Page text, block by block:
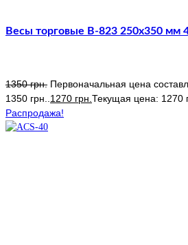
Весы торговые В-823 250х350 мм
1350грн. Первоначальная цена
1350 грн.. 1270 грн. Текущая цена: 1270
Распродажа!